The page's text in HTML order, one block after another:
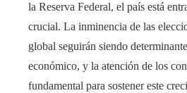
la Reserva Federal, el país está
crucial. La inminencia de las
global seguirán siendo
económico, y la atención de los
fundamental para sostener este